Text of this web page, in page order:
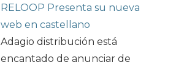
RELOOP Presenta su nueva
web en castellano
Adagio distribución está
encantado de anunciar de